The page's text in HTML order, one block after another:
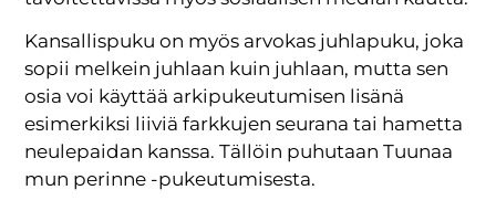
Kansallispuku on myös arvokas juhlapuku, joka
sopii melkein juhlaan kuin juhlaan, mutta sen
osia voi käyttää arkipukeutumisen lisänä
esimerkiksi liiviä farkkujen seurana tai hametta
neulepaidan kanssa. Tällöin puhutaan Tuunaa
mun perinne -pukeutumisesta.